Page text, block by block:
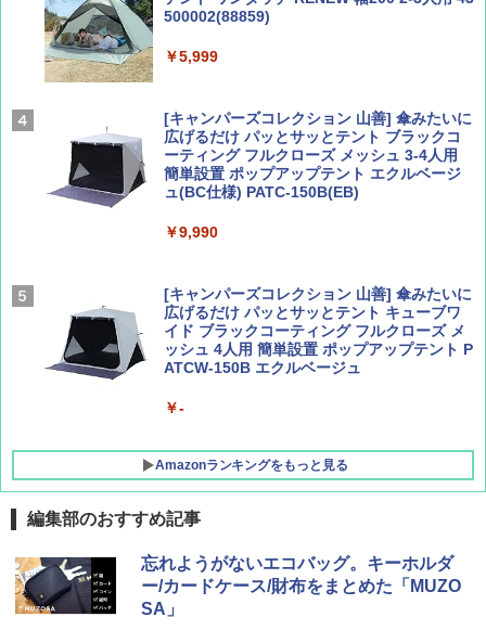
AIRLINE（エアライン）2026年9月号【特
集】ボーイング110周年を祝して！
￥1,760
球の歩き方A ヨーロッパ
A26 地球の歩き方 チェコ ポーランド スロヴ
ァキア 2026～2027 地球の歩き方A ヨーロッ
500002(88859)
￥5,999
[キャンパーズコレクション 山善] 傘みたいに
広げるだけ パッとサッとテント ブラックコ
ーティング フルクローズ メッシュ 3-4人用
簡単設置 ポップアップテント エクルベージ
ュ(BC仕様) PATC-150B(EB)
￥9,990
[キャンパーズコレクション 山善] 傘みたいに
広げるだけ パッとサッとテント キューブワ
イド ブラックコーティング フルクローズ メ
ッシュ 4人用 簡単設置 ポップアップテント P
ATCW-150B エクルベージュ
￥-
Amazonランキングをもっと見る
GRANDOOR ステンレス保冷剤 2個セット 2
026リニューアル 急速冷凍 空間倍増 衛生的
コンパクト 保冷力長持ち
編集部のおすすめ記事
忘れようがないエコバッグ。キーホルダ
ー/カードケース/財布をまとめた「MUZO
SA」